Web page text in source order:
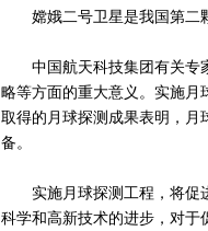
嫦娥二号卫星是我国第二颗
中国航天科技集团有关专家
略等方面的重大意义。实施月
取得的月球探测成果表明，月
备。
实施月球探测工程，将促进
科学和高新技术的进步，对于